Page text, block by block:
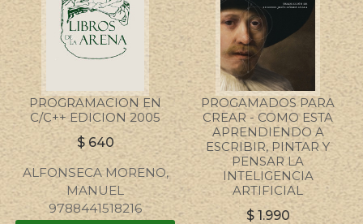
PROGRAMACION EN
C/C++ EDICION 2005
$ 640
ALFONSECA MORENO,
MANUEL
9788441518216
PROGAMADOS PARA
CREAR - COMO ESTA
APRENDIENDO A
ESCRIBIR, PINTAR Y
PENSAR LA
INTELIGENCIA
ARTIFICIAL
$ 1.990